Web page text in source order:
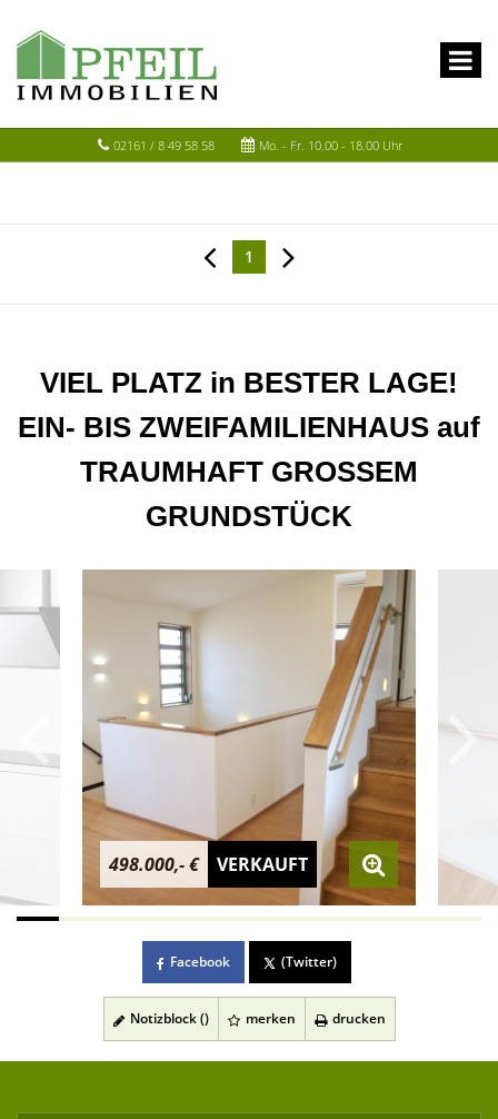
02161 / 8 49 58 58 Mo. - Fr. 10.00 - 18.00 Uhr
1
VIEL PLATZ in BESTER LAGE!
EIN- BIS ZWEIFAMILIENHAUS auf
TRAUMHAFT GROSSEM
GRUNDSTÜCK
498.000,- € VERKAUFT
Facebook (Twitter)
Notizblock () merken drucken